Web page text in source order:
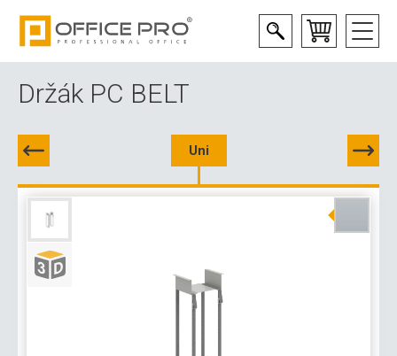
Držák PC BELT
Uni